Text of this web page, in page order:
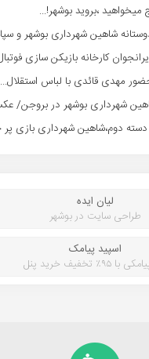
،بروید بوشهر!...
شاهین شهردارى بوشهر و
کارخانه بازیکن سازی
مهدی قائدی با لباس استقلال...
شهرداری بوشهر در بروجن/
دوم،شاهین شهرداری بازی پر
لیان ایده
طراحی سایت در بوشهر
اسپید پیامک
۹۵٪ تخفیف خرید پنل